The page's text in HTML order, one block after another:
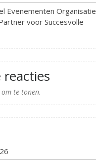
Evenementen Organisatie
voor Succesvolle
reacties
te tonen.